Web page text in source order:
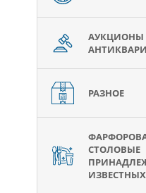
АУКЦИОНЫ
РАЗНОЕ
СТОЛОВЫЕ